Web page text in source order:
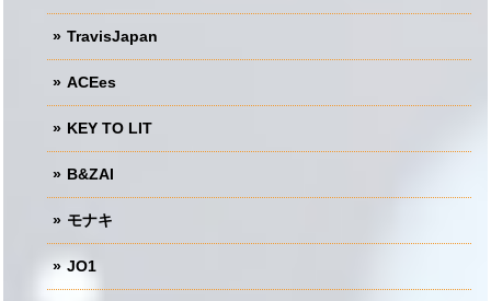
TravisJapan
ACEes
KEY TO LIT
B&ZAI
モナキ
JO1